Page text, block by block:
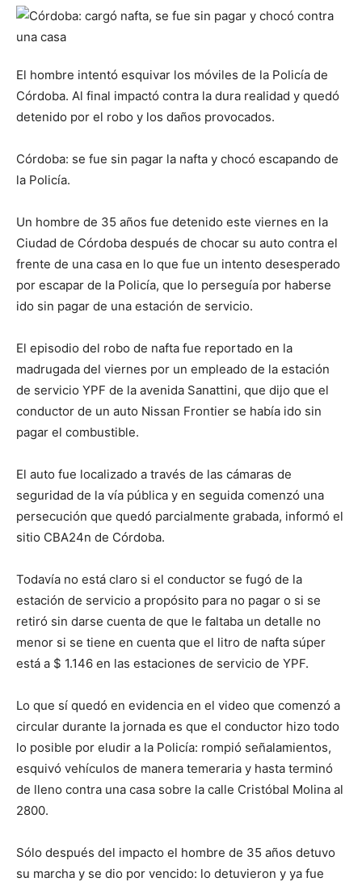
El hombre intentó esquivar los móviles de la Policía de
Córdoba. Al final impactó contra la dura realidad y quedó
detenido por el robo y los daños provocados.
Córdoba: se fue sin pagar la nafta y chocó escapando de
la Policía.
Un hombre de 35 años fue detenido este viernes en la
Ciudad de Córdoba después de chocar su auto contra el
frente de una casa en lo que fue un intento desesperado
por escapar de la Policía, que lo perseguía por haberse
ido sin pagar de una estación de servicio.
El episodio del robo de nafta fue reportado en la
madrugada del viernes por un empleado de la estación
de servicio YPF de la avenida Sanattini, que dijo que el
conductor de un auto Nissan Frontier se había ido sin
pagar el combustible.
El auto fue localizado a través de las cámaras de
seguridad de la vía pública y en seguida comenzó una
persecución que quedó parcialmente grabada, informó el
sitio CBA24n de Córdoba.
Todavía no está claro si el conductor se fugó de la
estación de servicio a propósito para no pagar o si se
retiró sin darse cuenta de que le faltaba un detalle no
menor si se tiene en cuenta que el litro de nafta súper
está a $ 1.146 en las estaciones de servicio de YPF.
Lo que sí quedó en evidencia en el video que comenzó a
circular durante la jornada es que el conductor hizo todo
lo posible por eludir a la Policía: rompió señalamientos,
esquivó vehículos de manera temeraria y hasta terminó
de lleno contra una casa sobre la calle Cristóbal Molina al
2800.
Sólo después del impacto el hombre de 35 años detuvo
su marcha y se dio por vencido: lo detuvieron y ya fue